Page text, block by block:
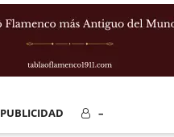
PUBLICIDAD –